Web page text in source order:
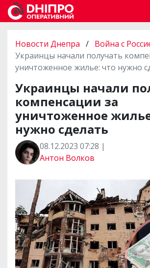
Новости Днепра / Война с
Украинцы начали получать
уничтоженное жилье: что нужно
Украинцы начали
компенсации за
уничтоженное
нужно сделать
08.12.2023 07:28 |
Антон Волков